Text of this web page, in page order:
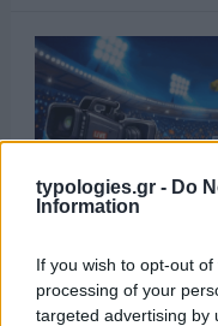
typologies.gr - Do
Information
If you wish to opt-out
processing of your
targeted advertising by